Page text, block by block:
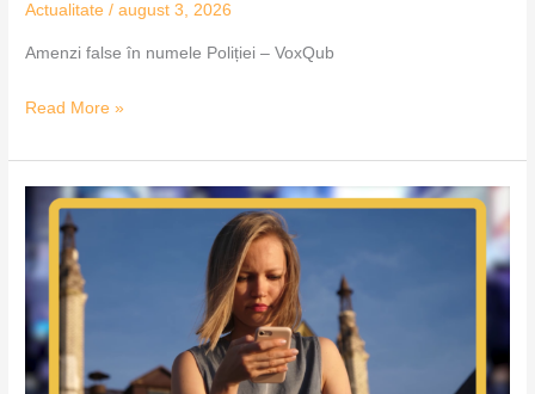
Actualitate /august 3, 2026
Amenzi false în numele Poliției – VoxQub
Read More »
Românii
vizați
de
nouă
escrocherie
online